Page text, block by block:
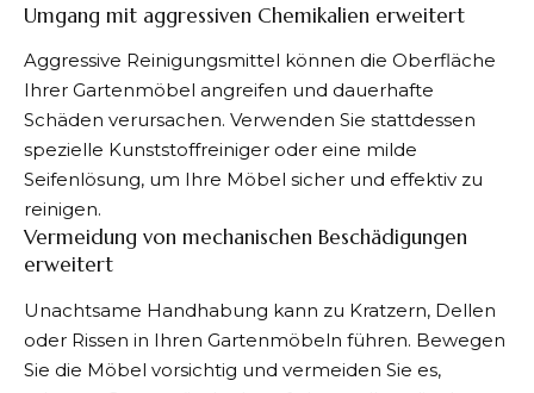
Umgang mit aggressiven Chemikalien erweitert
Aggressive Reinigungsmittel können die Oberfläche
Ihrer Gartenmöbel angreifen und dauerhafte
Schäden verursachen. Verwenden Sie stattdessen
spezielle Kunststoffreiniger oder eine milde
Seifenlösung, um Ihre Möbel sicher und effektiv zu
reinigen.
Vermeidung von mechanischen Beschädigungen
erweitert
Unachtsame Handhabung kann zu Kratzern, Dellen
oder Rissen in Ihren Gartenmöbeln führen. Bewegen
Sie die Möbel vorsichtig und vermeiden Sie es,